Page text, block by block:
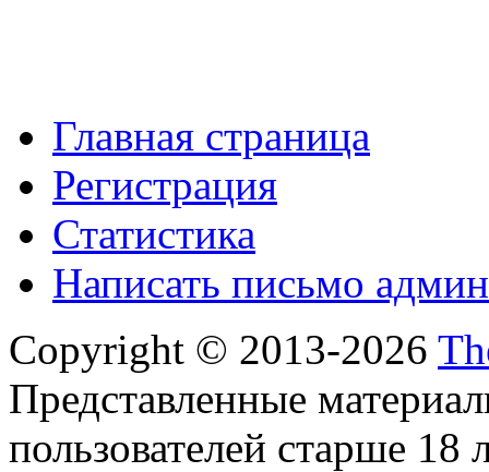
Главная страница
Регистрация
Статистика
Написать письмо
Copyright © 2013-2026
Представленные
пользователей старше 18